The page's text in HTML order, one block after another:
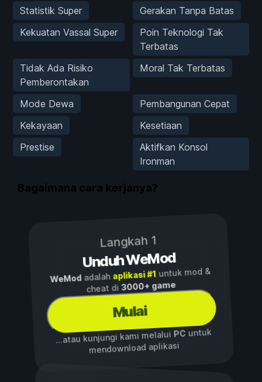
Statistik Super
Gerakan Tanpa Batas
Kekuatan Vassal Super
Poin Teknologi Tak
Terbatas
Tidak Ada Risiko
Pemberontakan
Moral Tak Terbatas
Mode Dewa
Pembangunan Cepat
Kekayaan
Kesetiaan
Prestise
Aktifkan Konsol
Ironman
Bagaimana cara kerjanya?
Langkah 1
Unduh WeMod
WeModadalah aplikasi #1untuk mod &
cheat di3000+ game
Mulai
...atau kunjungi kami melalui PCuntuk
mendownload aplikasi